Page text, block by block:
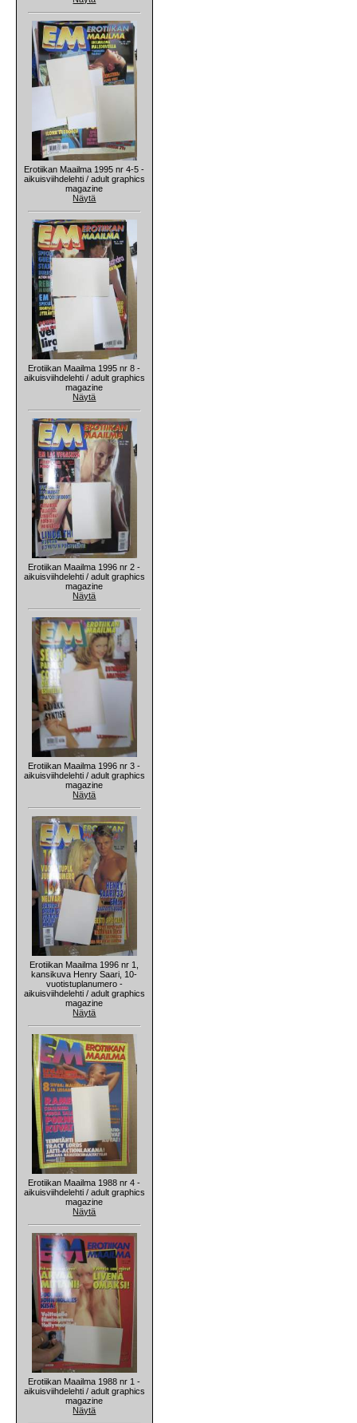
Erotiikan Maailma 1995 nr 4-5 -
aikuisviihdelehti / adult graphics
magazine
Näytä
Erotiikan Maailma 1995 nr 8 -
aikuisviihdelehti / adult graphics
magazine
Näytä
Erotiikan Maailma 1996 nr 2 -
aikuisviihdelehti / adult graphics
magazine
Näytä
Erotiikan Maailma 1996 nr 3 -
aikuisviihdelehti / adult graphics
magazine
Näytä
Erotiikan Maailma 1996 nr 1,
kansikuva Henry Saari, 10-
vuotistuplanumero -
aikuisviihdelehti / adult graphics
magazine
Näytä
Erotiikan Maailma 1988 nr 4 -
aikuisviihdelehti / adult graphics
magazine
Näytä
Erotiikan Maailma 1988 nr 1 -
aikuisviihdelehti / adult graphics
magazine
Näytä